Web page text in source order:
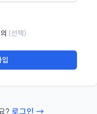
(선택)
? 로그인 →